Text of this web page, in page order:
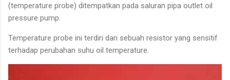
(temperature probe) ditempatkan pada saluran pipa outlet oil
pressure pump.
Temperature probe ini terdiri dari sebuah resistor yang sensitif
terhadap perubahan suhu oil temperature.